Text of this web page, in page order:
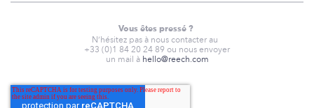
Vous êtes pressé ?
N’hésitez pas à nous contacter au
+33 (0)1 84 20 24 89 ou nous envoyer
un mail à hello@reech.com